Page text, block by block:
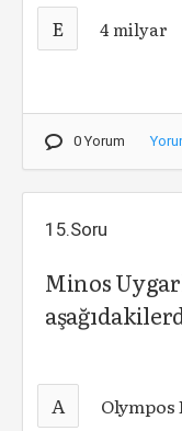
E 4 milyar
0 Yorum
15.Soru
Minos
A Olympos